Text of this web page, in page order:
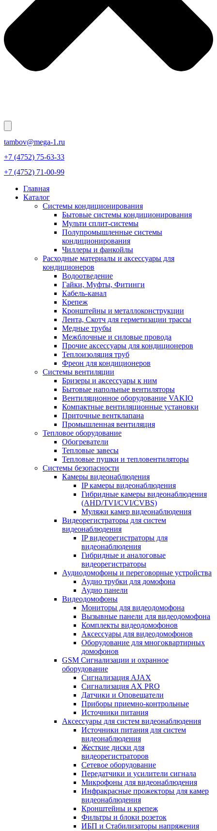
tambov@mega-1.ru
+7 (4752) 75-63-33
+7 (4752) 71-00-99
Главная
Каталог
Системы кондиционирования
Бытовые системы кондиционирования
Мульти сплит-системы
Полупромышленные системы
кондиционирования
Чиллеры и фанкойлы
Расходные материалы и аксессуары для
кондиционеров
Водоотведение
Гайки, Муфты, Фитинги
Кабель-канал
Крепеж
Кронштейны и металлоконструкции
Лента, Скотч для герметизации трассы
Медные трубы
Межблочные и силовые провода
Прочие аксессуары для кондиционеров
Теплоизоляция труб
Фреон для кондиционеров
Системы вентиляции
Бризеры и аксессуары к ним
Бытовые напольные вентиляторы
Вентиляционное оборудование VAKIO
Компактные вентиляционные установки
Приточные вентклапана
Промышленная вентиляция
Тепловое оборудование
Обогреватели
Тепловые завесы
Тепловые пушки и тепловентиляторы
Системы безопасности
Камеры видеонаблюдения
IP камеры видеонаблюдения
Гибридные камеры видеонаблюдения
(AHD/TVI/CVI/CVBS)
Муляжи камер видеонаблюдения
Видеорегистраторы для систем
видеонаблюдения
IP видеорегистраторы для
видеонаблюдения
Гибридные и аналоговые
видеорегистраторы
Аудиодомофоны и переговорные устройства
Аудио трубки для домофона
Аудио панели
Видеодомофоны
Мониторы для видеодомофона
Вызывные панели для видеодомофона
Комплекты видеодомофонов
Аксессуары для видеодомофонов
Оборудование для многоквартирных
домофонов
GSM Сигнализации и охранное
оборудование
Сигнализация AJAX
Сигнализация AX PRO
Датчики и Оповещатели
Приборы приемно-контрольные
Источники питания
Аксессуары для систем видеонаблюдения
Источники питания для систем
видеонаблюдения
Жесткие диски для
видеорегистраторов
Сетевое оборудование
Передатчики и усилители сигнала
Микрофоны для видеонаблюдения
Инфракрасные прожекторы для камер
видеонаблюдения
Кронштейны и крепеж
Фильтры и блоки розеток
ИБП и Стабилизаторы напряжения